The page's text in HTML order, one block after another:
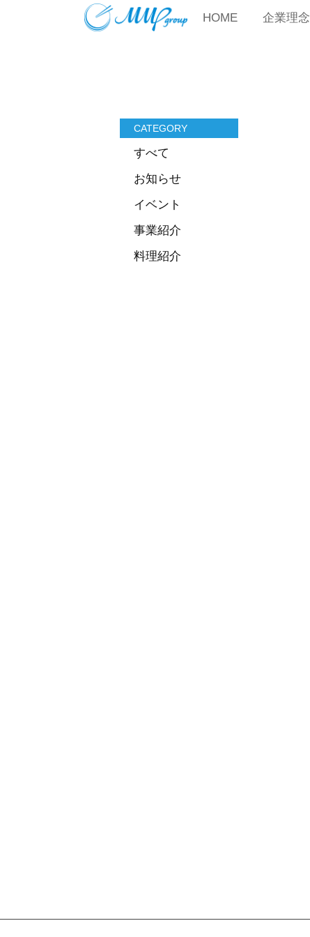
HOME 企業理念
CATEGORY
すべて
お知らせ
イベント
事業紹介
料理紹介